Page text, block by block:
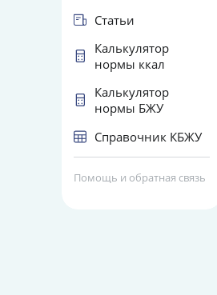
Статьи
Калькулятор
нормы ккал
Калькулятор
нормы БЖУ
Справочник КБЖУ
Помощь и обратная связь